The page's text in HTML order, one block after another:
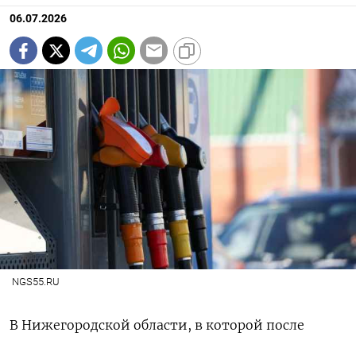
06.07.2026
NGS55.RU
В Нижегородской области, в которой после